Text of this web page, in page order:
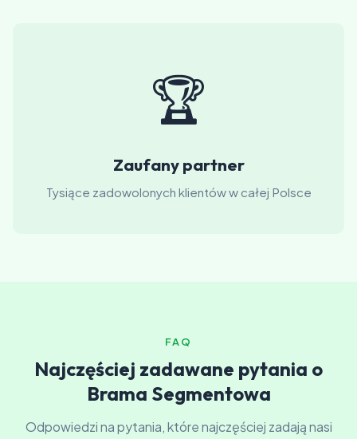
🏆
Zaufany partner
Tysiące zadowolonych klientów w całej Polsce
FAQ
Najczęściej zadawane pytania o
Brama Segmentowa
Odpowiedzi na pytania, które najczęściej zadają nasi